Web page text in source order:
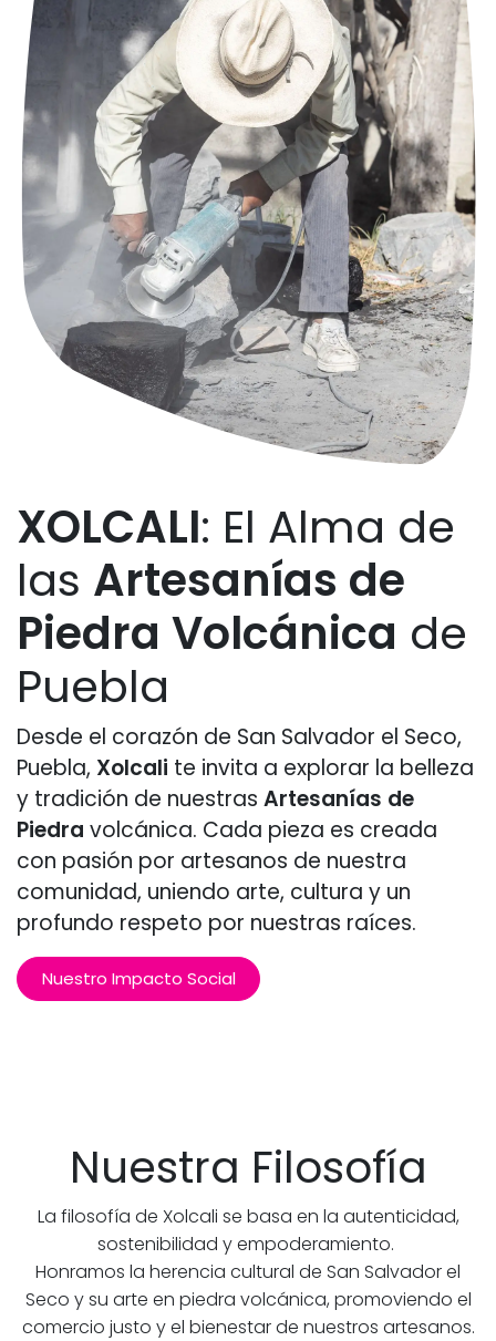
XOLCALI: El Alma de
las Artesanías de
Piedra Volcánica de
Puebla
Desde el corazón de San Salvador el Seco,
Puebla, Xolcali te invita a explorar la belleza
y tradición de nuestras Artesanías de
Piedra volcánica. Cada pieza es creada
con pasión por artesanos de nuestra
comunidad, uniendo arte, cultura y un
profundo respeto por nuestras raíces.
Nuestro Impacto Social
Nuestra Filosofía
La filosofía de Xolcali se basa en la autenticidad,
sostenibilidad y empoderamiento.
Honramos la herencia cultural de San Salvador el
Seco y su arte en piedra volcánica, promoviendo el
comercio justo y el bienestar de nuestros artesanos.